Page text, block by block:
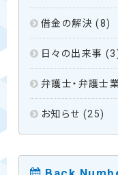
借金の解決 (8)
日々の出来事
弁護士・弁護士
お知らせ (25)